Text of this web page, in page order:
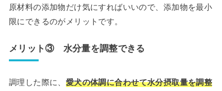
原材料の添加物だけ気にすればいいので、添加物を最小
限にできるのがメリットです。
メリット③ 水分量を調整できる
調理した際に、 愛犬の体調に合わせて水分摂取量を調整